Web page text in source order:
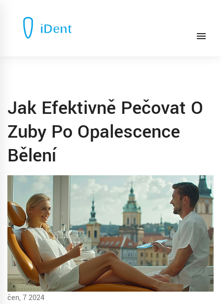
Jak Efektivně Pečovat O
Zuby Po Opalescence
Bělení
čen, 7 2024